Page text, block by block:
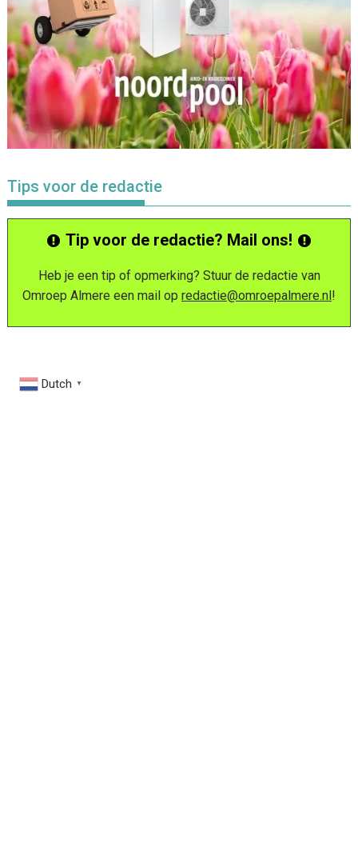
Tips voor de redactie
Tip voor de redactie? Mail ons!
Heb je een tip of opmerking? Stuur de redactie van
Omroep Almere een mail op redactie@omroepalmere.nl!
Dutch ▼